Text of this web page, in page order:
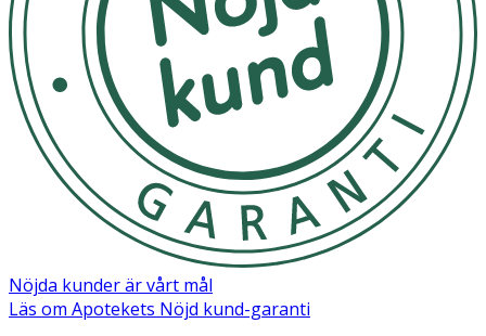
Nöjda kunder är vårt mål
Läs om Apotekets Nöjd kund-garanti